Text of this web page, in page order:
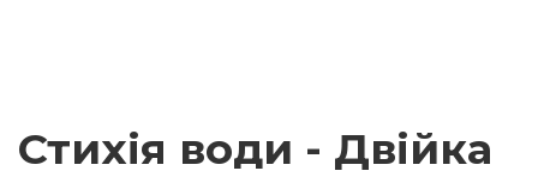
Стихія води - Двійка